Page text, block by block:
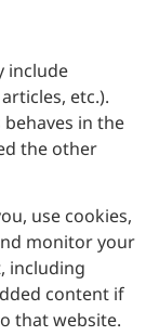
include
etc.).
in the
the other
use cookies,
monitor your
including
content if
that website.